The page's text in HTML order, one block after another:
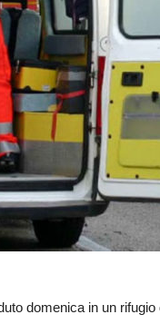
domenica in un